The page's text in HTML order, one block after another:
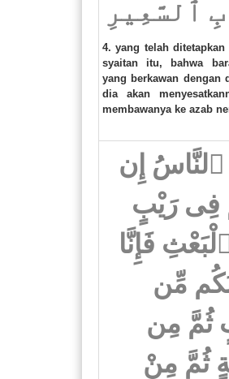
ٱلسَّعِيرِ
4. yang telah ditetapkan
syaitan itu, bahwa
yang berkawan dengan
dia akan
membawanya ke azab
ٱلنَّاسُ إِن
فِى رَيْبٍ
فَإِنَّا
مِّن
ثُمَّ مِن
ثُمَّ مِنْ